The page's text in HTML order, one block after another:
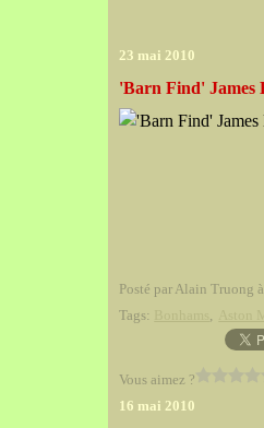
23 mai 2010
'Barn Find' James
Posté par Alain Truong
Tags:
,
Vous aimez ?
16 mai 2010